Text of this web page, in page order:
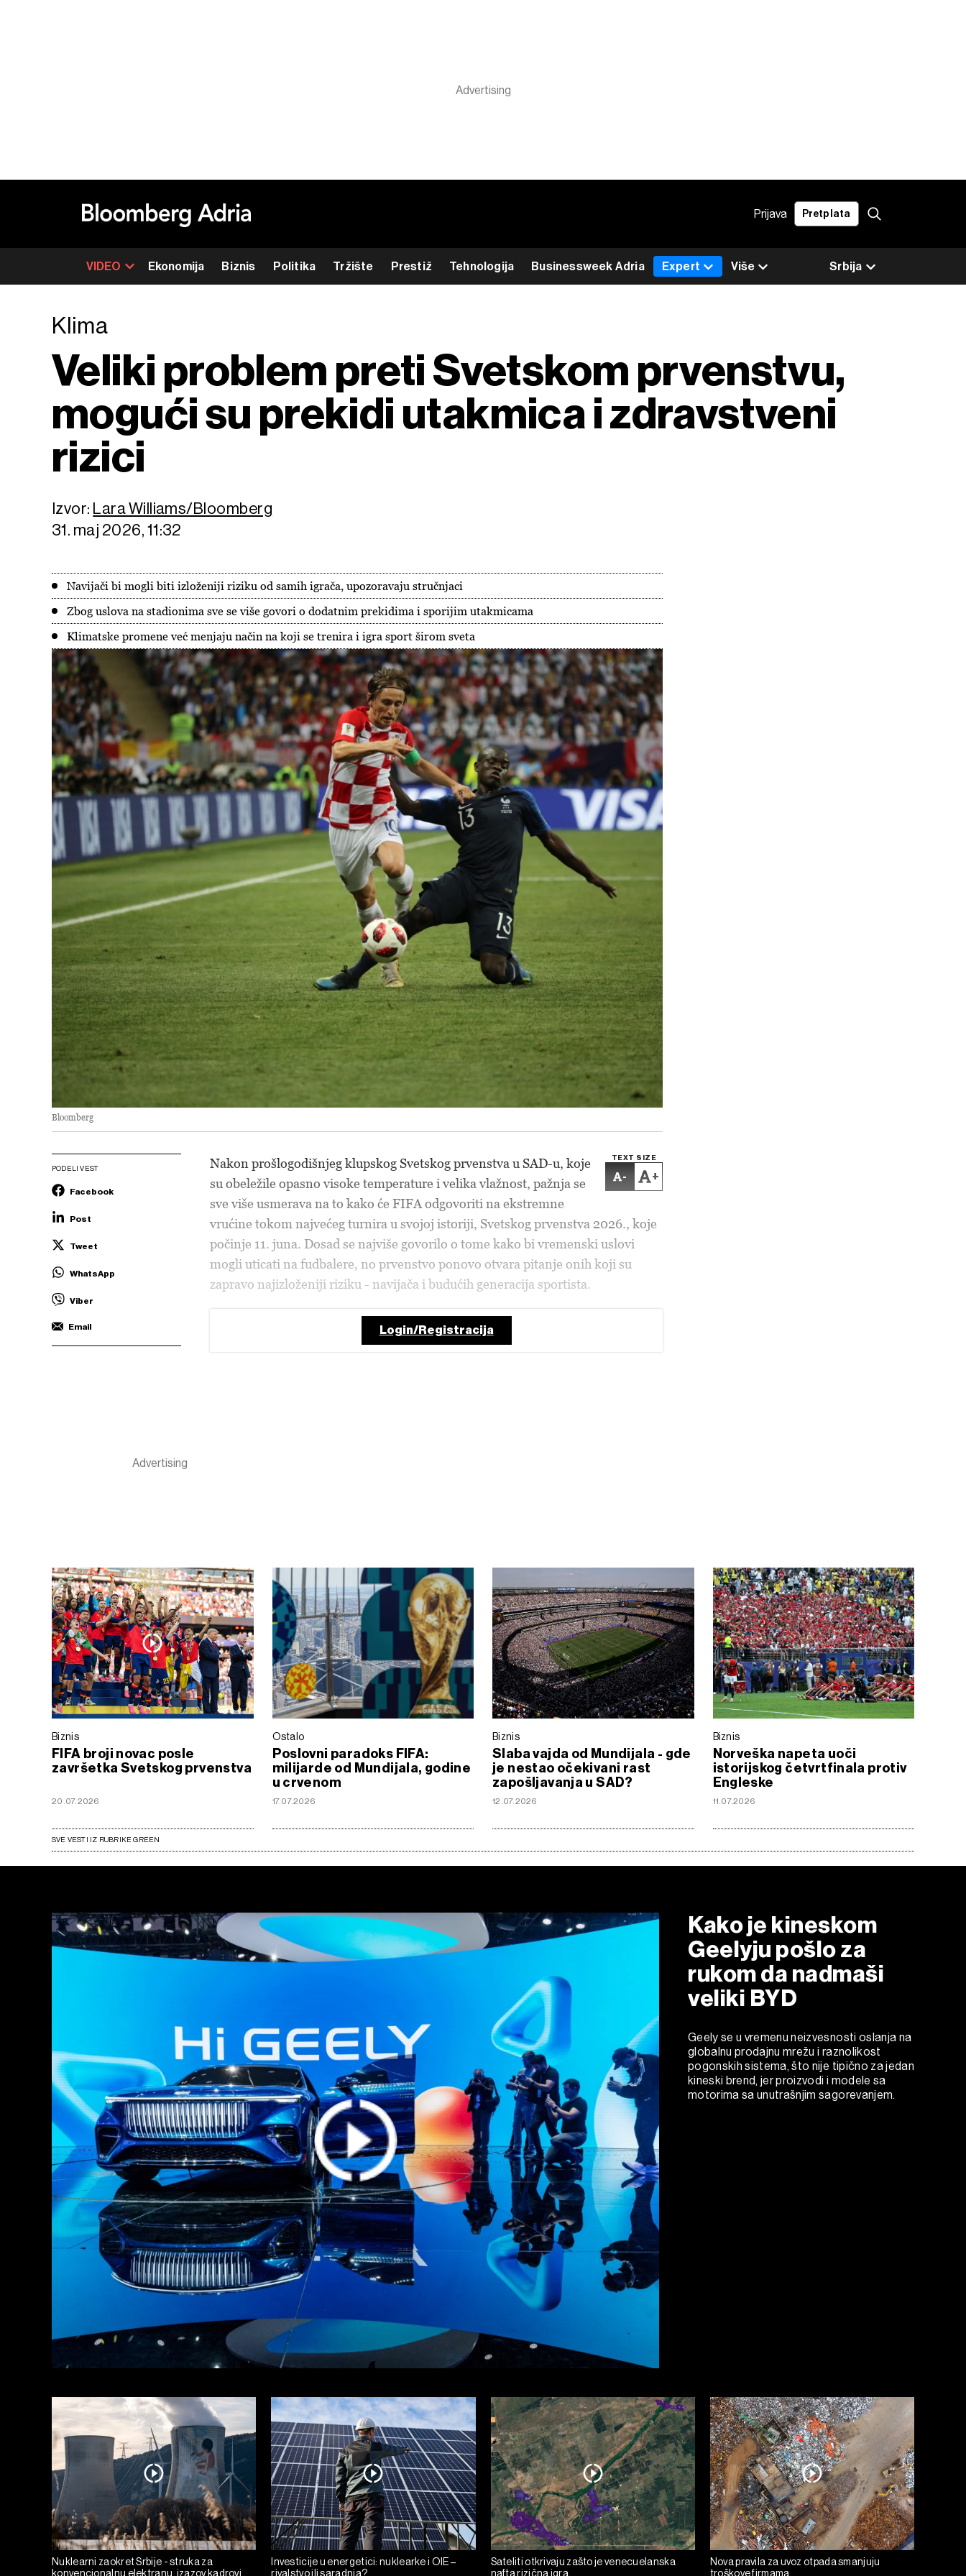
Prijava Pretplata
VIDEO Ekonomija Biznis Politika Tržište Prestiž Tehnologija Businessweek Adria Srbija
Expert Više
Klima
Veliki problem preti Svetskom prvenstvu,
mogući su prekidi utakmica i zdravstveni
rizici
Izvor: Lara Williams/Bloomberg
31. maj 2026, 11:32
Navijači bi mogli biti izloženiji riziku od samih igrača, upozoravaju stručnjaci
Zbog uslova na stadionima sve se više govori o dodatnim prekidima i sporijim utakmicama
Klimatske promene već menjaju način na koji se trenira i igra sport širom sveta
Bloomberg
PODELI VEST
Facebook
Post
Tweet
WhatsApp
Viber
Email
TEXT SIZE
- +
Nakon prošlogodišnjeg klupskog Svetskog prvenstva u SAD-u, koje
su obeležile opasno visoke temperature i velika vlažnost, pažnja se
sve više usmerava na to kako će FIFA odgovoriti na ekstremne
vrućine tokom najvećeg turnira u svojoj istoriji, Svetskog prvenstva 2026., koje
počinje 11. juna. Dosad se najviše govorilo o tome kako bi vremenski uslovi
mogli uticati na fudbalere, no prvenstvo ponovo otvara pitanje onih koji su
zapravo najizloženiji riziku - navijača i budućih generacija sportista.
Login/Registracija
Biznis
FIFA broji novac posle
završetka Svetskog prvenstva
20.07.2026
Ostalo
Poslovni paradoks FIFA:
milijarde od Mundijala, godine
u crvenom
17.07.2026
Biznis
Slaba vajda od Mundijala - gde
je nestao očekivani rast
zapošljavanja u SAD?
12.07.2026
Biznis
Norveška napeta uoči
istorijskog četvrtfinala protiv
Engleske
11.07.2026
SVE VESTI IZ RUBRIKE GREEN
Kako je kineskom
Geelyju pošlo za
rukom da nadmaši
veliki BYD
Geely se u vremenu neizvesnosti oslanja na
globalnu prodajnu mrežu i raznolikost
pogonskih sistema, što nije tipično za jedan
kineski brend, jer proizvodi i modele sa
motorima sa unutrašnjim sagorevanjem.
Nuklearni zaokret Srbije - struka za
konvencionalnu elektranu, izazov kadrovi
Investicije u energetici: nuklearke i OIE –
rivalstvo ili saradnja?
Sateliti otkrivaju zašto je venecuelanska
nafta rizična igra
Nova pravila za uvoz otpada smanjuju
troškove firmama